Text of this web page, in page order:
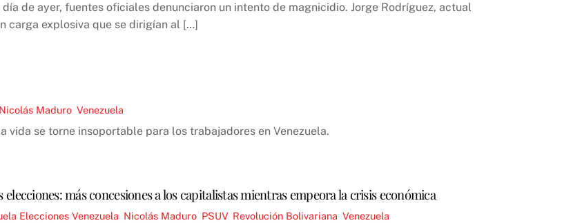
día de ayer, fuentes oficiales denunciaron un intento de magnicidio. Jorge Rodríguez, actual
carga explosiva que se dirigían al […]
Nicolás Maduro Venezuela
se torne insoportable para los trabajadores en Venezuela.
elecciones: más concesiones a los capitalistas mientras empeora la crisis económica
Elecciones Venezuela Nicolás Maduro PSUV, Revolución Bolivariana ,Venezuela